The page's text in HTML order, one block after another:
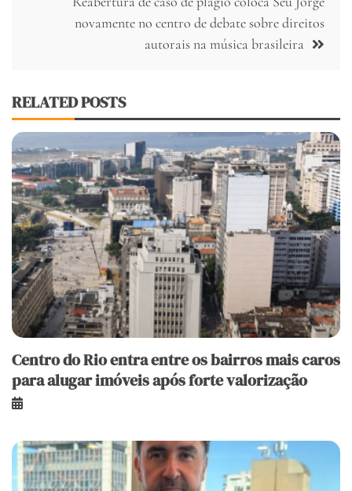
novamente no centro de debate sobre direitos
autorais na música brasileira
RELATED POSTS
Centro do Rio entra entre os bairros mais caros
para alugar imóveis após forte valorização